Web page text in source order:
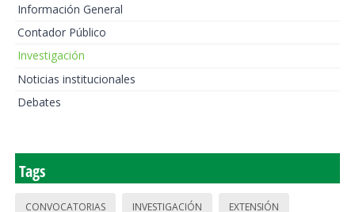
Información General
Contador Público
Investigación
Noticias institucionales
Debates
Tags
CONVOCATORIAS INVESTIGACIÓN EXTENSIÓN